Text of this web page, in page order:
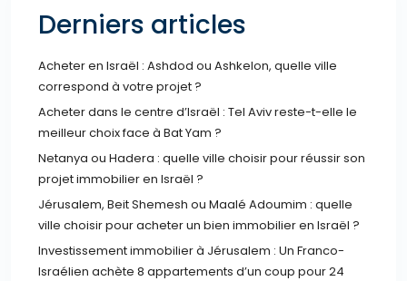
Derniers articles
Acheter en Israël : Ashdod ou Ashkelon, quelle ville
correspond à votre projet ?
Acheter dans le centre d’Israël : Tel Aviv reste-t-elle le
meilleur choix face à Bat Yam ?
Netanya ou Hadera : quelle ville choisir pour réussir son
projet immobilier en Israël ?
Jérusalem, Beit Shemesh ou Maalé Adoumim : quelle
ville choisir pour acheter un bien immobilier en Israël ?
Investissement immobilier à Jérusalem : Un Franco-
Israélien achète 8 appartements d’un coup pour 24